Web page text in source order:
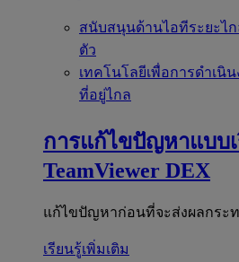
สนับสนุนด้านไอทีระยะไก
ตัว
เทคโนโลยีเพื่อการดำเนิ
ที่อยู่ไกล
การแก้ไขปัญหาแบบ
TeamViewer DEX
แก้ไขปัญหาก่อนที่จะส่งผลกระ
เรียนรู้เพิ่มเติม